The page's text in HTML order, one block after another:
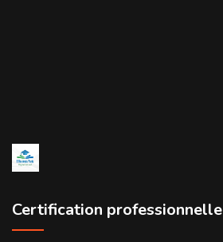
Certification professionnelle